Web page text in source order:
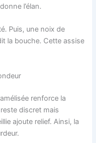
l’élan.
Puis, une noix de
la bouche. Cette assise
renforce la
discret mais
ajoute relief. Ainsi, la